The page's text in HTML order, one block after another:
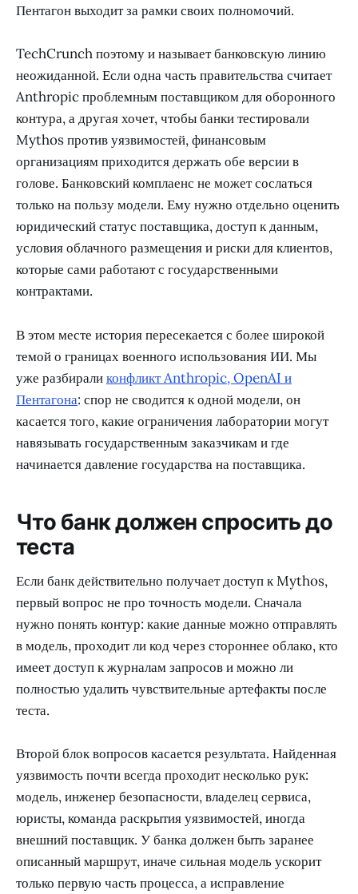
Пентагон выходит за рамки своих полномочий.
TechCrunch поэтому и называет банковскую линию
неожиданной. Если одна часть правительства считает
Anthropic проблемным поставщиком для оборонного
контура, а другая хочет, чтобы банки тестировали
Mythos против уязвимостей, финансовым
организациям приходится держать обе версии в
голове. Банковский комплаенс не может сослаться
только на пользу модели. Ему нужно отдельно оценить
юридический статус поставщика, доступ к данным,
условия облачного размещения и риски для клиентов,
которые сами работают с государственными
контрактами.
В этом месте история пересекается с более широкой
темой о границах военного использования ИИ. Мы
уже разбираликонфликт Anthropic, OpenAI и
Пентагона: спор не сводится к одной модели, он
касается того, какие ограничения лаборатории могут
навязывать государственным заказчикам и где
начинается давление государства на поставщика.
Что банк должен спросить до
теста
Если банк действительно получает доступ к Mythos,
первый вопрос не про точность модели. Сначала
нужно понять контур: какие данные можно отправлять
в модель, проходит ли код через стороннее облако, кто
имеет доступ к журналам запросов и можно ли
полностью удалить чувствительные артефакты после
теста.
Второй блок вопросов касается результата. Найденная
уязвимость почти всегда проходит несколько рук:
модель, инженер безопасности, владелец сервиса,
юристы, команда раскрытия уязвимостей, иногда
внешний поставщик. У банка должен быть заранее
описанный маршрут, иначе сильная модель ускорит
только первую часть процесса, а исправление